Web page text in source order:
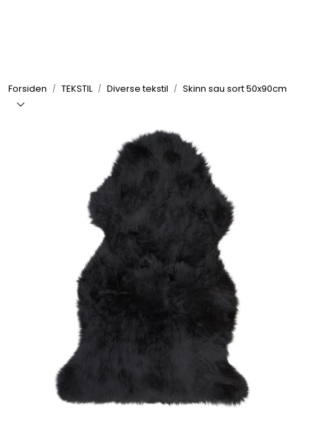
Forsiden TEKSTIL Diverse tekstil Skinn sau sort 50x90cm
UTEMILJØ
GAVESETT